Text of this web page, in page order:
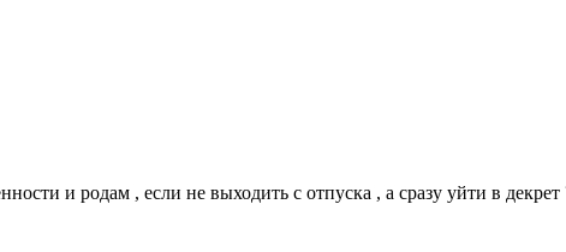
и родам , если не выходить с отпуска , а сразу уйти в декрет